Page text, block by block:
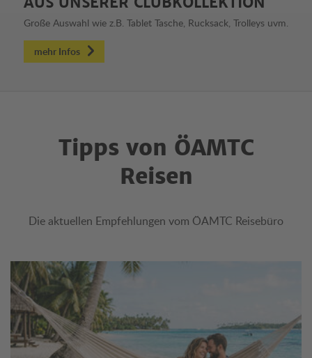
Große Auswahl wie z.B. Tablet Tasche, Rucksack, Trolleys uvm.
mehr Infos
Tipps von ÖAMTC
Reisen
Die aktuellen Empfehlungen vom ÖAMTC Reisebüro